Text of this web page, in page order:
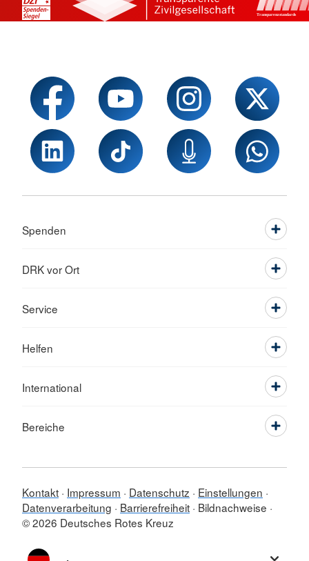
Spenden
DRK vor Ort
Service
Helfen
International
Bereiche
Kontakt Impressum Datenschutz
Einstellungen
Datenverarbeitung
Barrierefreiheit Bildnachweise
© 2026 Deutsches Rotes Kreuz
Sprache wechseln zu